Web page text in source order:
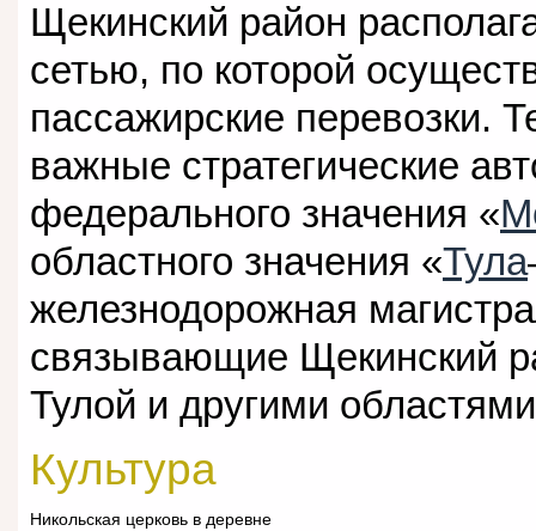
Щекинский район
сетью, по которой
пассажирские перевозки.
важные стратегические
федерального значения «
областного значения «Тула
железнодорожная
связывающие Щекинский
Тулой и другими
Культура
Никольская церковь в деревне